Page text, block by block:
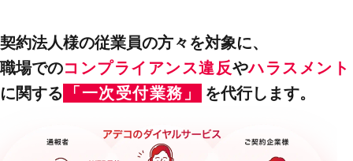
契約法⼈様の従業員の⽅々を対象に、
職場でのコンプライアンス違反やハラスメント
に関する
「⼀次受付業務」 を代⾏します。